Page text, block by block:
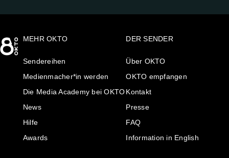
MEHR OKTO
Sendereihen
Medienmacher*in werden
Die Media Academy bei OKTO
News
Hilfe
Awards
DER SENDER
Über OKTO
OKTO empfangen
Kontakt
Presse
FAQ
Information in English